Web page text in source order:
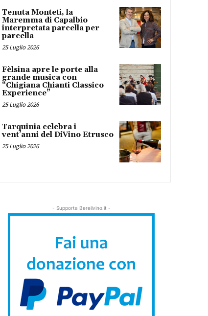
Tenuta Monteti, la
Maremma di Capalbio
interpretata parcella per
parcella
25 Luglio 2026
Fèlsina apre le porte alla
grande musica con
“Chigiana Chianti Classico
Experience”
25 Luglio 2026
Tarquinia celebra i
vent’anni del DiVino Etrusco
25 Luglio 2026
- Supporta Bereilvino.it -